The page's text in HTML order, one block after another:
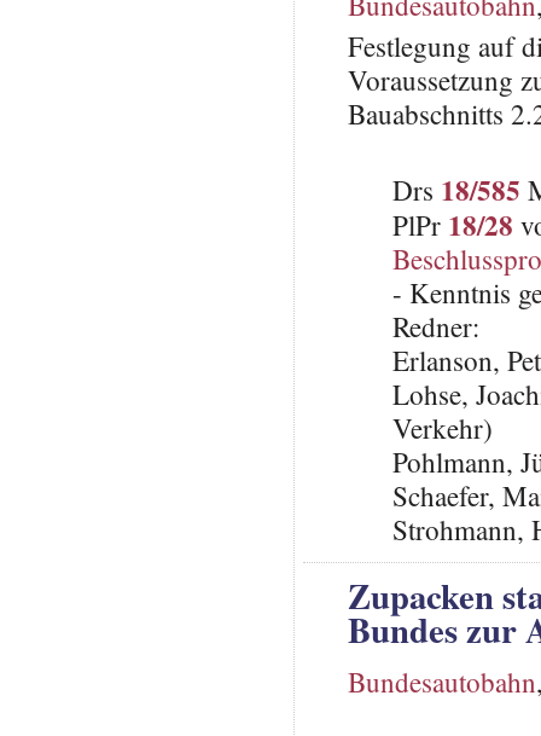
Festlegung auf
Voraussetzung
Bauabschnitts
Drs 18/585
PlPr 18/28
- Kenntnis
Redner:
Erlanson,
Lohse,
Verkehr)
Pohlmann,
Schaefer,
Strohmann,
Zupacken
Bundes zur
Bundesautobahn